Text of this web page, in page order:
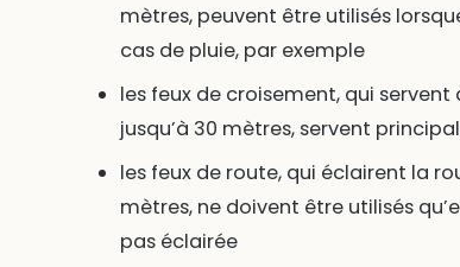
mètres, peuvent être utilisés
cas de pluie, par exemple
les feux de croisement, qui
jusqu’à 30 mètres, servent
les feux de route, qui éclairent la
mètres, ne doivent être utilisés
pas éclairée